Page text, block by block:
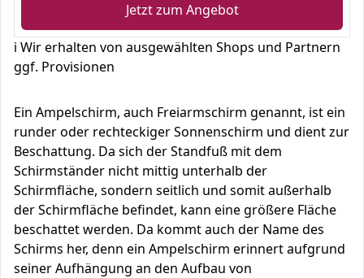
Jetzt zum Angebot
ℹ️ Wir erhalten von ausgewählten Shops und Partnern
ggf. Provisionen
Ein Ampelschirm, auch Freiarmschirm genannt, ist ein
runder oder rechteckiger Sonnenschirm und dient zur
Beschattung. Da sich der Standfuß mit dem
Schirmständer nicht mittig unterhalb der
Schirmfläche, sondern seitlich und somit außerhalb
der Schirmfläche befindet, kann eine größere Fläche
beschattet werden. Da kommt auch der Name des
Schirms her, denn ein Ampelschirm erinnert aufgrund
seiner Aufhängung an den Aufbau von